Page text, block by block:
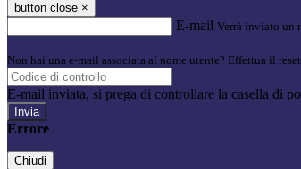
button close ×
E-mail Verrà inviato un
Non hai una e-mail associata al nome utente? Effettua il
E-mail inviata, si prega di controllare la casella di
Errore
Chiudi